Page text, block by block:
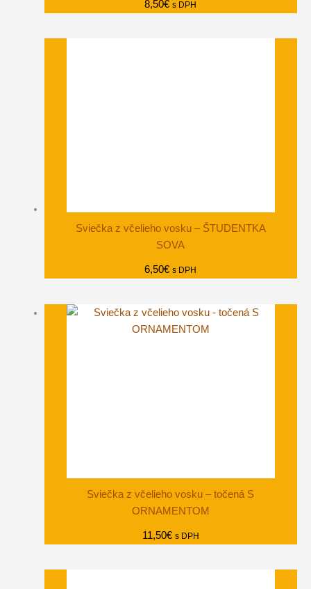
8,50€ s DPH
Sviečka z včelieho vosku – ŠTUDENTKA
SOVA
6,50€ s DPH
Sviečka z včelieho vosku – točená S
ORNAMENTOM
11,50€ s DPH